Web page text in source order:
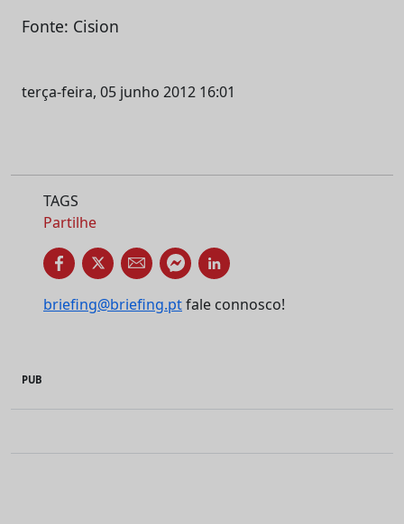
Fonte: Cision
terça-feira, 05 junho 2012 16:01
TAGS
Partilhe
briefing@briefing.ptfale connosco!
PUB